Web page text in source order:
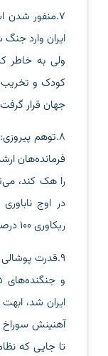
7.منفور شدن
ایران وارد جنگ
ولی به خاطر
کودک و تخریب
جهان قرار
8.توهم
فرمانده‌هان
را هک کند،
ریکاوری 100 درصد رسید.
9.قدرت
ایران شد،
تا جایی که